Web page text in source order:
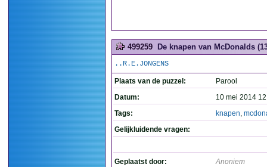
499259 De knapen van McDonalds
..R.E.JONGENS
Plaats van de puzzel:
Parool
Datum:
10 mei 2014
Tags:
knapen,
Gelijkluidende vragen:
Geplaatst door: Anoniem